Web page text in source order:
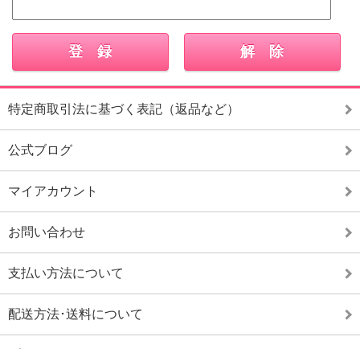
特定商取引法に基づく表記（返品など）
公式ブログ
マイアカウント
お問い合わせ
支払い方法について
配送方法･送料について